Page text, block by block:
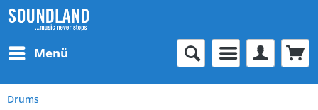
Menü
Drums